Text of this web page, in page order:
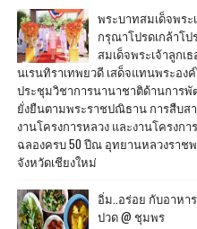
พระบาทสมเด็จพระ
กรุณาโปรดเกล้าโ
สมเด็จพระเจ้าลูกเ
นเรนทิราเทพยวดี เสด็จแทนพระอง
ประชุมวิชาการนานาชาติด้านการพั
ยั่งยืนตามพระราชปณิธาน การสืบส
งานโครงการหลวง และงานโครงกา
ฉลองครบ 50 ปีณ อุทยานหลวงราช
จังหวัดเชียงใหม่
อิ่ม..อร่อย กับอาหา
ปวด @ ชุมพร